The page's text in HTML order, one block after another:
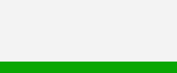
representantes e equipe da entidade para o